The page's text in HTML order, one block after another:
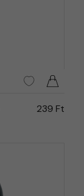
239 Ft